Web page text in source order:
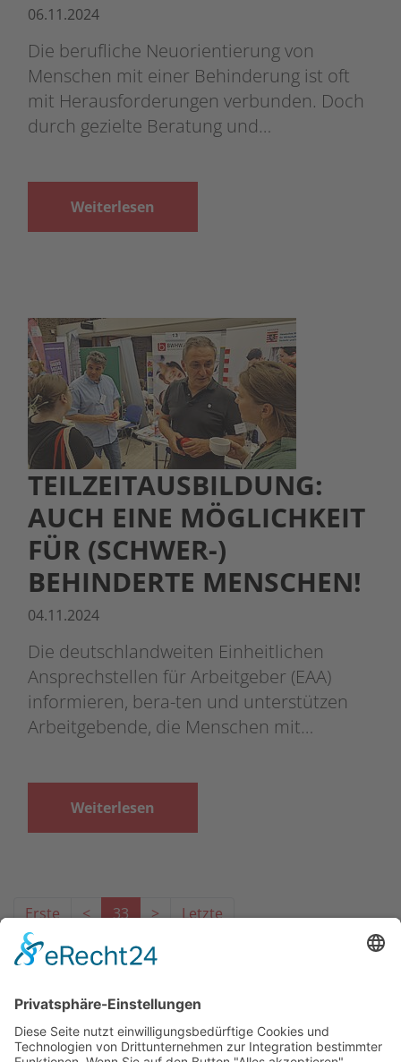
06.11.2024
Die berufliche Neuorientierung von
Menschen mit einer Behinderung ist oft
mit Herausforderungen verbunden. Doch
durch gezielte Beratung und…
Weiterlesen
TEILZEITAUSBILDUNG:
AUCH EINE MÖGLICHKEIT
FÜR (SCHWER-)
BEHINDERTE MENSCHEN!
04.11.2024
Die deutschlandweiten Einheitlichen
Ansprechstellen für Arbeitgeber (EAA)
informieren, bera-ten und unterstützen
Arbeitgebende, die Menschen mit…
Weiterlesen
Erste < 33 > Letzte
Das Projekt zur Implementierung der Einheitlichen
Ansprechstellen für Arbeitgeber gemäß § 185a SGB IX in
Hessen wird gefördert aus Mitteln des LWV Hessen
Integrationsamtes. Das Projekt wird unter Einbindung